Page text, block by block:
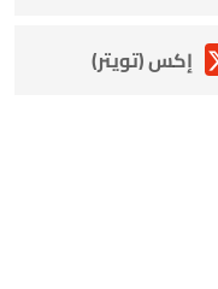
إكس (تويتر)